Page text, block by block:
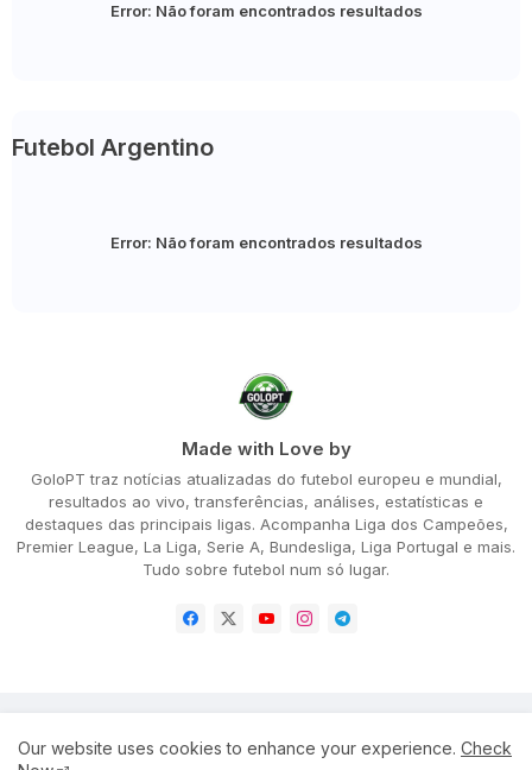
Error: Não foram encontrados resultados
Futebol Argentino
Error: Não foram encontrados resultados
Made with Love by
GoloPT traz notícias atualizadas do futebol europeu e mundial,
resultados ao vivo, transferências, análises, estatísticas e
destaques das principais ligas. Acompanha Liga dos Campeões,
Premier League, La Liga, Serie A, Bundesliga, Liga Portugal e mais.
Tudo sobre futebol num só lugar.
Our website uses cookies to enhance your experience. Check